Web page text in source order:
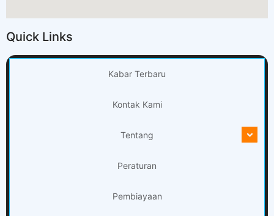
Quick Links
Kabar Terbaru
Kontak Kami
Tentang
Peraturan
Pembiayaan